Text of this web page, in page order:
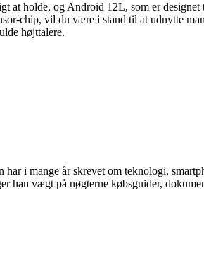
at holde, og Android 12L, som er
chip, vil du være i stand til at udnytte
højttalere.
i mange år skrevet om teknologi,
vægt på nøgterne købsguider,